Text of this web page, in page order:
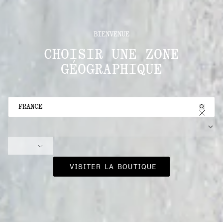
BIENVENUE
CHOISIR UNE ZONE
GÉOGRAPHIQUE
CHOISIR UNE ZONE GÉOGRAPHIQUE
VISITER LA BOUTIQUE